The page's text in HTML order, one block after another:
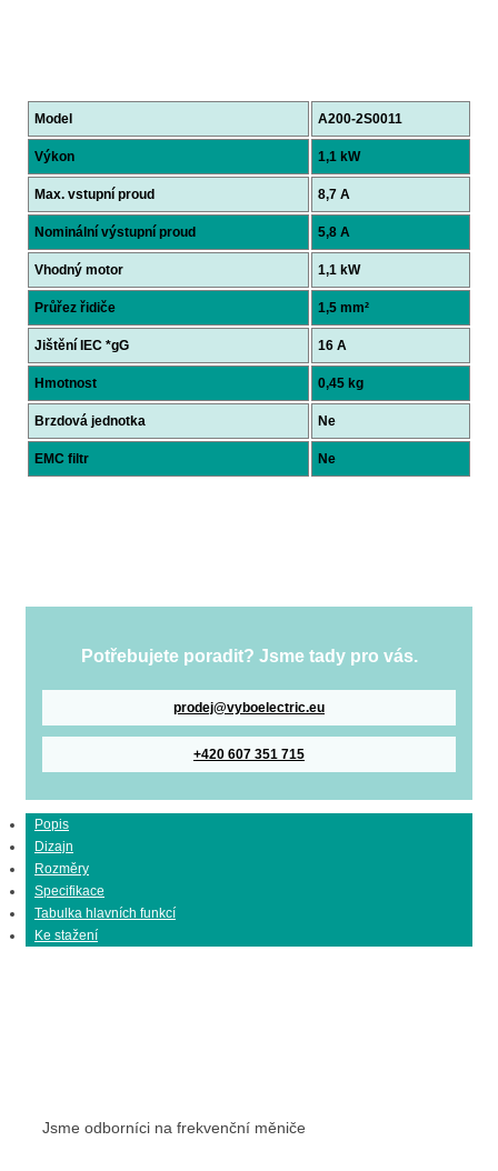
Model A200-2S0011
Výkon 1,1 kW
Max. vstupní proud 8,7 A
Nominální výstupní proud 5,8 A
Vhodný motor 1,1 kW
Průřez řidiče 1,5 mm²
Jištění IEC *gG 16 A
Hmotnost 0,45 kg
Brzdová jednotka Ne
EMC filtr Ne
Potřebujete poradit? Jsme tady pro vás.
prodej@vyboelectric.eu
+420 607 351 715
Popis
Dizajn
Rozměry
Specifikace
Tabulka hlavních funkcí
Ke stažení
Jsme odborníci na frekvenční měniče